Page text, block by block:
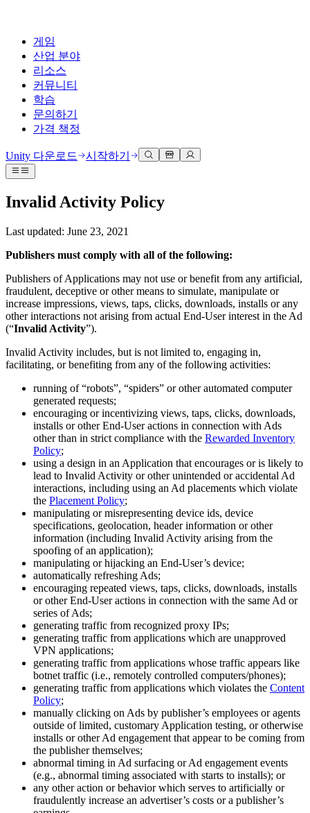
게임
산업 분야
리소스
커뮤니티
학습
문의하기
가격 책정
Unity 엔진
모든 플랫폼 위한 2D 및 3D 게임 제작
팀과 함께 신속한 협업과 반복 작업을 수행하세요.
Unity 다운로드
플랜 및 가격
배포
멀티플랫폼
출시 후 인사이트를 확인하고 라이브 게임을 운영하세요.
사용자 확보
모바일 사용자를 검색하고 Acquire
인앱 결제
매장 및 D2C 전반에 걸쳐 IAP 관리하세요.
수익화
적합한 게임으로 플레이어 연결
Unity로 광고하세요
Unity로 수익화하세요
활용 부문
모바일 게임
Unity로 모바일 히트작을 제작하고 성장시키세요.
인디 게임
소규모 팀으로 대작 게임을 출시하세요.
XR 게임
여러 플랫폼에서 XR 게임을 출시하세요.
멀티플레이어 게임
멀티플레이어 게임 개발을 간소화하세요.
3D 협업
실시간 3D 프로젝트 빌드 및 검토
몰입도 높은 환경 제작
인터랙티브 3D 경험 제작
산업 분야
제조업
상점 경험을 온라인 경험으로 전환
자동차
혁신을 가속화하고 차량 내 경험을 향상시키세요.
모든 산업 보기
기술 자료
공식 유저. '광고 지면'의 타겟 고객 매뉴얼 및 API 레퍼런스
개발자 툴
릴리스 버전 및 이슈 트래커
로드맵
예정된 기능 검토
용어집
분석 자료
활용 사례
실제 성공 사례
베스트 프랙티스 가이드
전문가 팁
데모, 샘플 및 빌딩 블록
모든 리소스
새로운 기능
블로그
업데이트, 정보, 기술 팁
뉴스, 스토리, 보도 센터
토론
토론, 문제 해결, 소통
이벤트
글로벌 이벤트 및 현지 이벤트
Made with Unity
Unity 크리에이터 소개
개발자, 크리에이터, Insider와의 소통
Unity Awards
전 세계 Unity 크리에이터 축하
Unity Learn
Unity 강사와 함께 팀의 역량을 강화하세요
Unity 처음 사용하시나요
시작하기
학습 시작하기
Unity 필수 학습 길잡이
사용법 가이드
실용적인 팁 및 베스트 프랙티스
학생용
커리어 시작하기
교육 담당자 대상 교육
교육 효율 극대화
교육 라이선스
교육 기관에 Unity 강력한 기능 도입
자격증
Unity 숙련도를 입증하세요
도움 받기
성공을 위한 Unity
전문가 지원을 통해 더 빠르게 목표 도달률 달성
일반적인 질문에 대한 답변
문의하기
유니티 팀과 소통하기
Unity 다운로드 시작하기
Invalid Activity Policy
Last updated: June 23, 2021
Publishers must comply with all of the following:
Publishers of Applications may not use or benefit from any artificial,
fraudulent, deceptive or other means to simulate, manipulate or
increase impressions, views, taps, clicks, downloads, installs or any
other interactions not arising from actual End-User interest in the Ad
(“Invalid Activity”).
Invalid Activity includes, but is not limited to, engaging in,
facilitating, or benefiting from any of the following activities:
running of “robots”, “spiders” or other automated computer
generated requests;
encouraging or incentivizing views, taps, clicks, downloads,
installs or other End-User actions in connection with Ads
other than in strict compliance with the Rewarded Inventory
Policy;
using a design in an Application that encourages or is likely to
lead to Invalid Activity or other unintended or accidental Ad
interactions, including using an Ad placements which violate
the Placement Policy;
manipulating or misrepresenting device ids, device
specifications, geolocation, header information or other
information (including Invalid Activity arising from the
spoofing of an application);
manipulating or hijacking an End-User’s device;
automatically refreshing Ads;
encouraging repeated views, taps, clicks, downloads, installs
or other End-User actions in connection with the same Ad or
series of Ads;
generating traffic from recognized proxy IPs;
generating traffic from applications which are unapproved
VPN applications;
generating traffic from applications whose traffic appears like
botnet traffic (i.e., remotely controlled computers/phones);
generating traffic from applications which violates the Content
Policy;
manually clicking on Ads by publisher’s employees or agents
outside of limited, customary Application testing, or otherwise
installs or other Ad engagement that appear to be coming from
the publisher themselves;
abnormal timing in Ad surfacing or Ad engagement events
(e.g., abnormal timing associated with starts to installs); or
any other action or behavior which serves to artificially or
fraudulently increase an advertiser’s costs or a publisher’s